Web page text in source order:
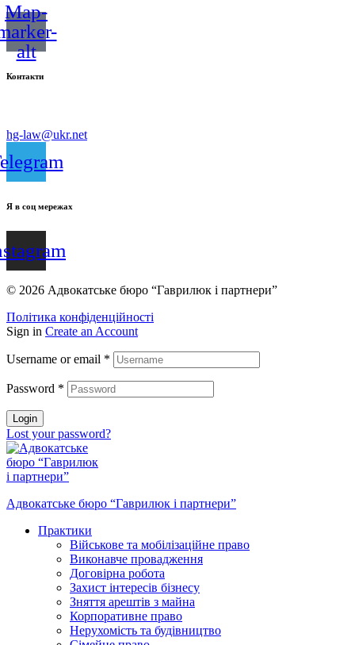
Map-
alt
Контакти
hg-law@ukr.net
Я в соц мережах
© 2026 Адвокатське бюро “Гаврилюк і партнери”
Політика конфіденційності
Sign in Create an Account
Username or email *
Password *
Login
Lost your password?
Адвокатське бюро “Гаврилюк і партнери”
Практики
Військове та мобілізаційне право
Виконавче провадження
Договірна робота
Захист інтересів бізнесу
Зняття арештів з майна
Корпоративне право
Нерухомість та будівництво